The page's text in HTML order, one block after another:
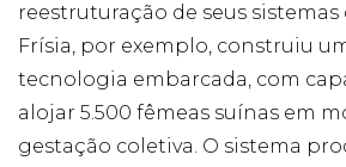
reestruturação de seus
Frísia, por exemplo, construiu
tecnologia embarcada, com
alojar 5.500 fêmeas suínas em
gestação coletiva. O sistema
ao